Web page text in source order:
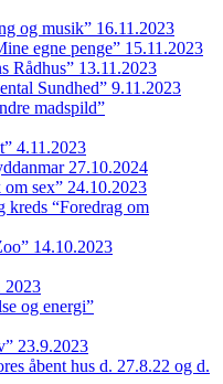
og musik” 16.11.2023
egne penge” 15.11.2023
Rådhus” 13.11.2023
Sundhed” 9.11.2023
madspild”
4.11.2023
27.10.2024
sex” 24.10.2023
kreds “Foredrag om
14.10.2023
2023
og energi”
23.9.2023
åbent hus d. 27.8.22 og d.